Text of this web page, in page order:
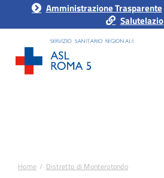
Amministrazione Trasparente
Salutelazio
Tu sei qui:
Home Distretto di Monterotondo